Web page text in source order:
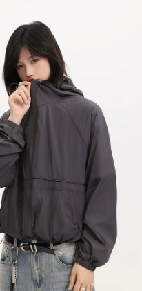
フーデッドスタジアムジ
ブラック/L
2026/05/28
NCLLW オリジナルドッグ
2026/05/27
スタンドカラーレトロジ
オフホワイト/M
2026/05/27
ボタンアクセント ポロシ
ブラック/L
2026/05/21